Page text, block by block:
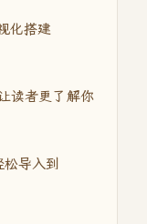
化搭建
读者更了解你
导入到